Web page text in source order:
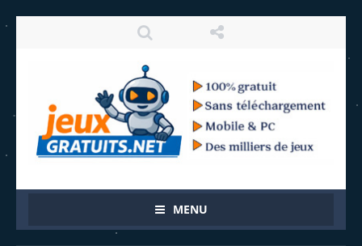
MENU